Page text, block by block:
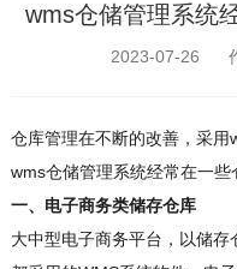
wms仓储管理系统
2023-07-26
仓库管理在不断的改善，采用
wms仓储管理系统经常在一些
一、电子商务类储存仓库
大中型电子商务平台，以储